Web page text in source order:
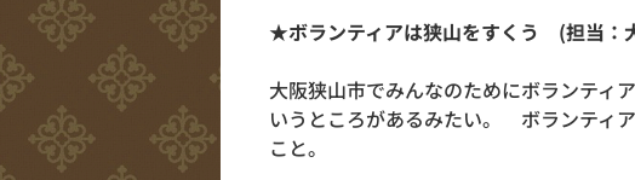
★ボランティアは狭山をすくう (担当：
大阪狭山市でみんなのためにボランティ
いうところがあるみたい。 ボランティ
こと。